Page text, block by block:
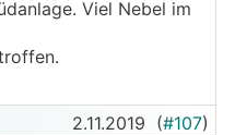
Viel Nebel im
2.11.2019 (#107)